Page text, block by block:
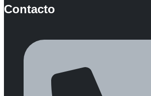
Contacto